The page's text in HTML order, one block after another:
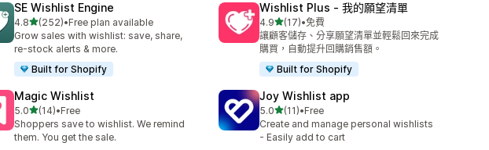
SE Wishlist Engine
4.8滿分 5 顆星
(252)
共有 252 則評價
•Free plan available
Grow sales with wishlist: save, share,
re-stock alerts & more.
Built for Shopify
Wishlist Plus ‑ 我的願望清單
4.9滿分 5 顆星
(17)
共有 17 則評價
•免費
讓顧客儲存、分享願望清單並輕鬆回來完成
購買，自動提升回購銷售額。
Built for Shopify
Magic Wishlist
5.0滿分 5 顆星
(14)
共有 14 則評價
•Free
Shoppers save to wishlist. We remind
them. You get the sale.
Joy Wishlist app
5.0滿分 5 顆星
(11)
共有 11 則評價
•Free
Create and manage personal wishlists
- Easily add to cart